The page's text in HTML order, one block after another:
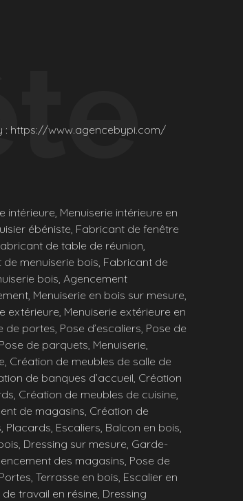
: https://www.agencebypi.com/
intérieure, Menuiserie intérieure en
ébéniste, Fabricant de fenêtre
de table de réunion,
de menuiserie bois, Fabricant de
bois, Agencement
Menuiserie en bois sur mesure,
extérieure, Menuiserie extérieure en
de portes, Pose d’escaliers, Pose de
de parquets, Menuiserie,
Création de meubles de salle de
de banques d’accueil, Création
Création de meubles de cuisine,
de magasins, Création de
Placards, Escaliers, Balcon en bois,
Dressing sur mesure, Garde-
des magasins, Pose de
Terrasse en bois, Escalier en
de travail en résine, Dressing